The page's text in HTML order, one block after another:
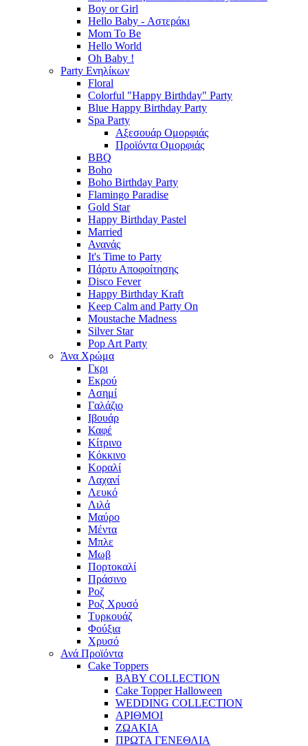
Boy or Girl
Hello Baby - Αστεράκι
Mom To Be
Hello World
Oh Baby !
Party Ενηλίκων
Floral
Colorful "Happy Birthday" Party
Blue Happy Birthday Party
Spa Party
Αξεσουάρ Ομορφιάς
Προϊόντα Ομορφιάς
BBQ
Boho
Boho Birthday Party
Flamingo Paradise
Gold Star
Happy Birthday Pastel
Married
Ανανάς
It's Time to Party
Πάρτυ Αποφοίτησης
Disco Fever
Happy Birthday Kraft
Keep Calm and Party On
Moustache Madness
Silver Star
Pop Art Party
Άνα Χρώμα
Γκρι
Εκρού
Ασημί
Γαλάζιο
Ιβουάρ
Καφέ
Κίτρινο
Κόκκινο
Κοραλί
Λαχανί
Λευκό
Λιλά
Μαύρο
Μέντα
Μπλε
Μωβ
Πορτοκαλί
Πράσινο
Ροζ
Ροζ Χρυσό
Τυρκουάζ
Φούξια
Χρυσό
Ανά Προϊόντα
Cake Toppers
BABY COLLECTION
Cake Topper Halloween
WEDDING COLLECTION
ΑΡΙΘΜΟΙ
ΖΩΑΚΙΑ
ΠΡΩΤΑ ΓΕΝΕΘΛΙΑ